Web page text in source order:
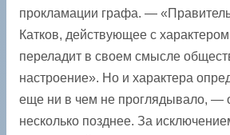
прокламации графа. —
Катков, действующее с
переладит в своем смысле
настроение». Но и характера
еще ни в чем не проглядывало, —
несколько позднее. За